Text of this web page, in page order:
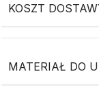
KOSZT
MATERIAŁ DO